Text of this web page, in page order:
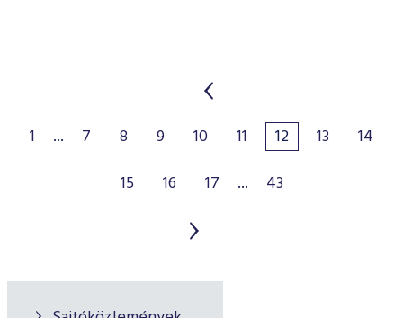
1 ... 7 8 9 10 11 12 13
14
15
16 17 ... 43